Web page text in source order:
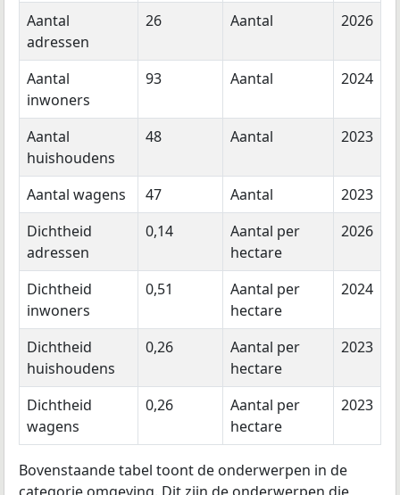
Aantal
adressen
26 Aantal 2026
Aantal
inwoners
93 Aantal 2024
Aantal
huishoudens
48 Aantal 2023
Aantal wagens 47 Aantal
2023
Dichtheid
adressen
0,14
Aantal per
hectare
2026
Dichtheid
inwoners
0,51
Aantal per
hectare
2024
Dichtheid
huishoudens
0,26
Aantal per
hectare
2023
Dichtheid
wagens
0,26
Aantal per
hectare
2023
Bovenstaande tabel toont de onderwerpen in de